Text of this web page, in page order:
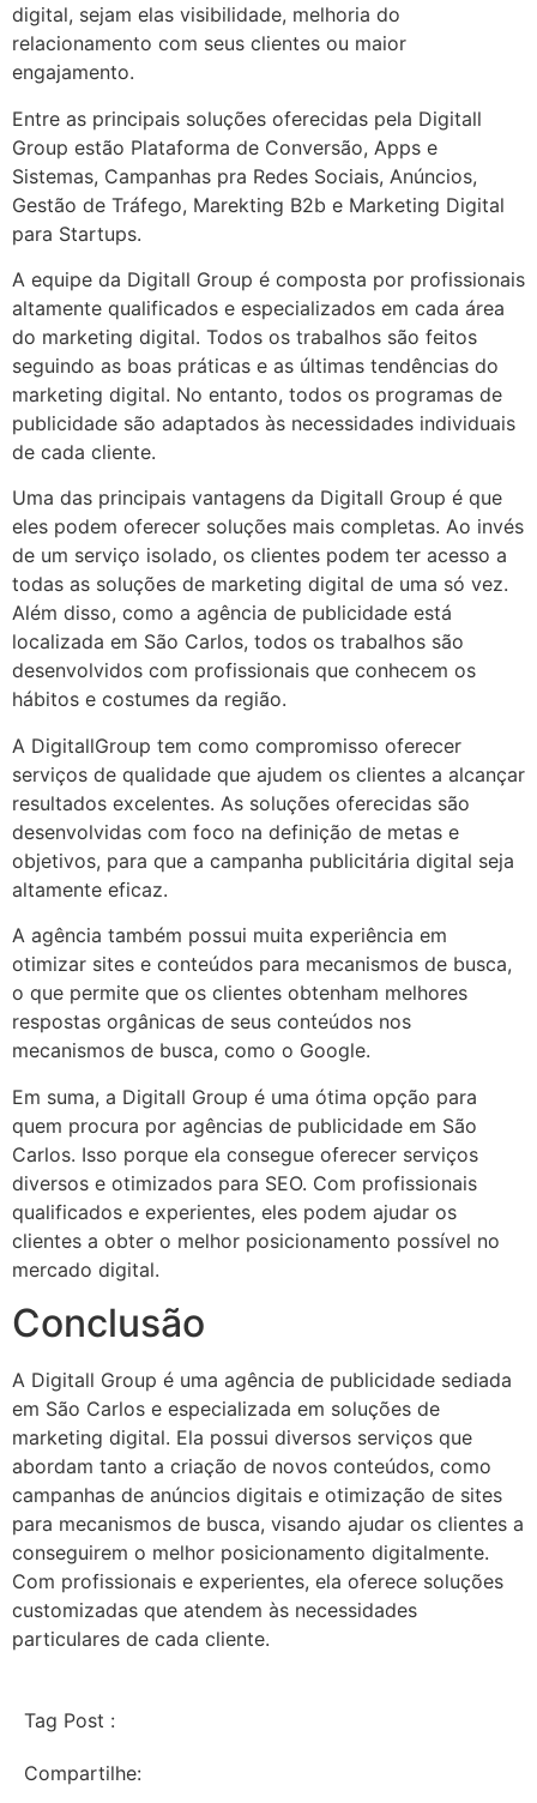
digital, sejam elas visibilidade, melhoria do
relacionamento com seus clientes ou maior
engajamento.
Entre as principais soluções oferecidas pela Digitall
Group estão Plataforma de Conversão, Apps e
Sistemas, Campanhas pra Redes Sociais, Anúncios,
Gestão de Tráfego, Marekting B2b e Marketing Digital
para Startups.
A equipe da Digitall Group é composta por profissionais
altamente qualificados e especializados em cada área
do marketing digital. Todos os trabalhos são feitos
seguindo as boas práticas e as últimas tendências do
marketing digital. No entanto, todos os programas de
publicidade são adaptados às necessidades individuais
de cada cliente.
Uma das principais vantagens da Digitall Group é que
eles podem oferecer soluções mais completas. Ao invés
de um serviço isolado, os clientes podem ter acesso a
todas as soluções de marketing digital de uma só vez.
Além disso, como a agência de publicidade está
localizada em São Carlos, todos os trabalhos são
desenvolvidos com profissionais que conhecem os
hábitos e costumes da região.
A DigitallGroup tem como compromisso oferecer
serviços de qualidade que ajudem os clientes a alcançar
resultados excelentes. As soluções oferecidas são
desenvolvidas com foco na definição de metas e
objetivos, para que a campanha publicitária digital seja
altamente eficaz.
A agência também possui muita experiência em
otimizar sites e conteúdos para mecanismos de busca,
o que permite que os clientes obtenham melhores
respostas orgânicas de seus conteúdos nos
mecanismos de busca, como o Google.
Em suma, a Digitall Group é uma ótima opção para
quem procura por agências de publicidade em São
Carlos. Isso porque ela consegue oferecer serviços
diversos e otimizados para SEO. Com profissionais
qualificados e experientes, eles podem ajudar os
clientes a obter o melhor posicionamento possível no
mercado digital.
Conclusão
A Digitall Group é uma agência de publicidade sediada
em São Carlos e especializada em soluções de
marketing digital. Ela possui diversos serviços que
abordam tanto a criação de novos conteúdos, como
campanhas de anúncios digitais e otimização de sites
para mecanismos de busca, visando ajudar os clientes a
conseguirem o melhor posicionamento digitalmente.
Com profissionais e experientes, ela oferece soluções
customizadas que atendem às necessidades
particulares de cada cliente.
Tag Post :
Compartilhe: